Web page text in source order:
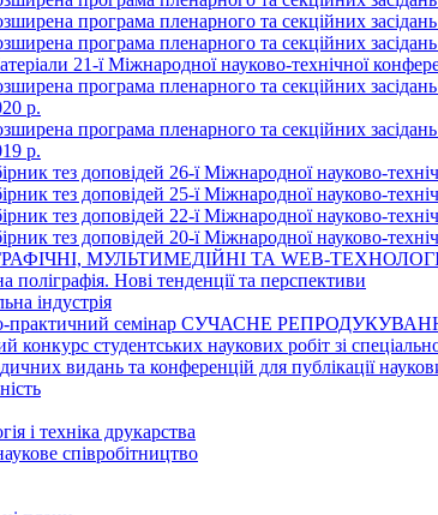
програма пленарного та секційних
програма пленарного та секційних
21-ї Міжнародної науково-технічної
програма пленарного та секційних
р.
програма пленарного та секційних
р.
тез доповідей 26-ї Міжнародної науково-
тез доповідей 25-ї Міжнародної науково-
тез доповідей 22-ї Міжнародної науково-
тез доповідей 20-ї Міжнародної науково-
МУЛЬТИМЕДІЙНІ ТА WEB-
поліграфія. Нові тенденції та перспективи
індустрія
практичний семінар СУЧАСНЕ
конкурс студентських наукових робіт зі
видань та конференцій для публікації
і техніка друкарства
співробітництво